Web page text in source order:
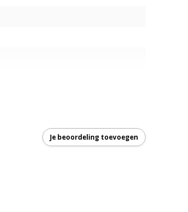
Je beoordeling toevoegen